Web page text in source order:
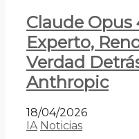
Claude Opus
Experto,
Verdad
Anthropic
18/04/2026
IA Noticias